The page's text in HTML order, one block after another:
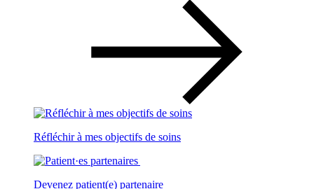
Réfléchir à mes objectifs de soins
Devenez patient(e) partenaire